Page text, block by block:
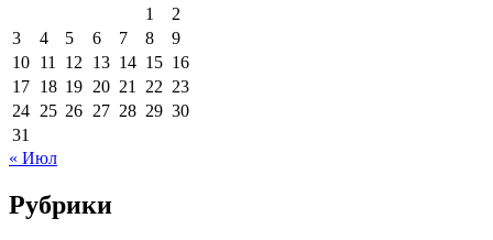
1
2
3
4 5 6 7 8
9
10 11 12 13 14 15 16
17 18 19 20 21 22 23
24 25 26 27 28 29 30
31
« Июл
Рубрики